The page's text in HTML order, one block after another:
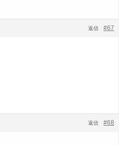
#67
返信
#68
返信